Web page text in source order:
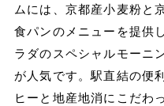
ムには、京都産小麦粉と
食パンのメニューを提供
ラダのスペシャルモー
が人気です。駅直結の便
ヒーと地産地消にこだわ